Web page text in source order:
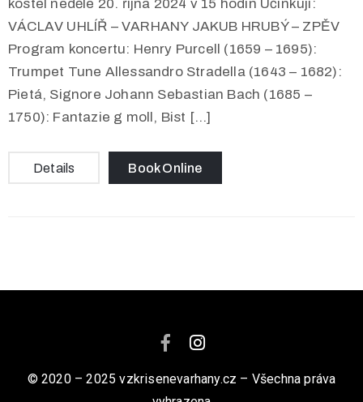
kostel neděle 20. října 2024 v 15 hodin Účinkují:
VÁCLAV UHLÍŘ – VARHANY JAKUB HRUBÝ – ZPĚV
Program koncertu: Henry Purcell (1659 – 1695):
Trumpet Tune Allessandro Stradella (1643 – 1682):
Pietá, Signore Johann Sebastian Bach (1685 –
1750): Fantazie g moll, Bist […]
Details Book Online
© 2020 – 2025 vzkrisenevarhany.cz – Všechna práva